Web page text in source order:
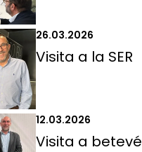
26.03.2026
Visita a la SER
12.03.2026
Visita a betevé